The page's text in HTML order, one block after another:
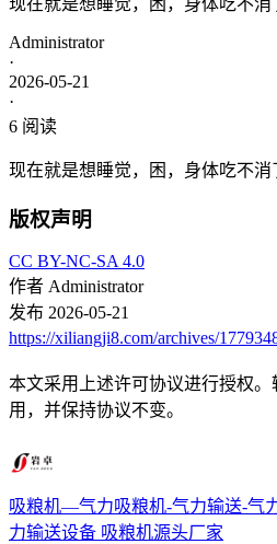
Administrator
·
2026-05-21
·
6 阅读
现在就是想睡觉，困，身体吃不
版权声明
CC BY-NC-SA 4.0
作者 Administrator
发布 2026-05-21
https://xiliangji8.com/archives/
本文采用上述许可协议进行授权
用，并保持协议不变。
吸粮机—气力吸粮机-气力输送-气
力输送设备 吸粮机源头厂家